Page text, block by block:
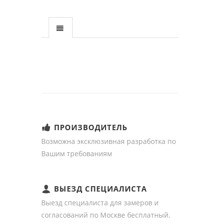
ПРОИЗВОДИТЕЛЬ
Возможна эксклюзивная разработка по
Вашим требованиям
ВЫЕЗД СПЕЦИАЛИСТА
Выезд специалиста для замеров и
согласований по Москве бесплатный.